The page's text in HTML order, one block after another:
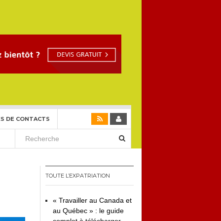
DE CONTACTS
TOUTE L’EXPATRIATION
« Travailler au Canada et
au Québec » : le guide